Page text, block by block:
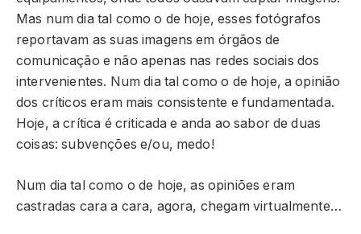
Mas num dia tal como o de hoje, esses fotógrafos
reportavam as suas imagens em órgãos de
comunicação e não apenas nas redes sociais dos
intervenientes. Num dia tal como o de hoje, a opinião
dos críticos eram mais consistente e fundamentada.
Hoje, a crítica é criticada e anda ao sabor de duas
coisas: subvenções e/ou, medo!
Num dia tal como o de hoje, as opiniões eram
castradas cara a cara, agora, chegam virtualmente…